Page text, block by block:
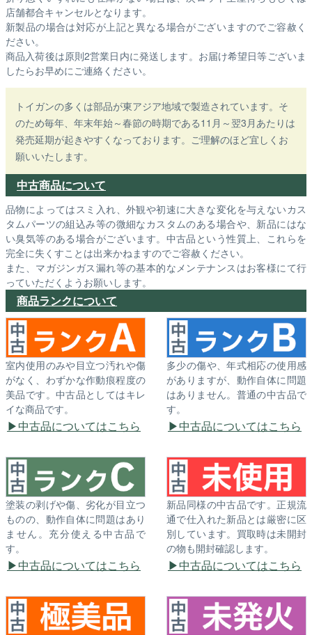
店舗都合キャンセルとなります。
新製品の場合は対応が上記と異なる場合がございますのでご容赦く
ださい。
商品入荷後は原則2営業日内に発送します。お届け希望日等ございま
したらお早めにご連絡ください。
トイガンの多くは部品が東アジア地域で製造されています。そ
のため毎年、年末年始～春節の時期である11月～翌3月あたりは
発売延期が起きやすくなっております。ご理解のほど宜しくお
願いいたします。
中古商品について
品物によってはスミ入れ、外観や初速に大きな変化を与えないカス
タムパーツの組込み等の微細なカスタムのある場合や、新品にはな
い臭気等のある場合がございます。中古品という性質上、これらを
完全に失くすことは出来かねますのでご容赦ください。
また、マガジンガス漏れ等の基本的なメンテナンスはお客様にて行
っていただくようお願いします。
商品ランクについて
室内使用のみや目立つ汚れや傷
がなく、わずかな作動痕程度の
美品です。中古品としてはキレ
イな商品です。
中古品についてはこちら
多少の傷や、年式相応の使用感
がありますが、動作自体に問題
はありません。普通の中古品で
す。
中古品についてはこちら
塗装の剥げや傷、劣化が目立つ
ものの、動作自体に問題はあり
ません。充分使える中古品で
す。
中古品についてはこちら
新品同様の中古品です。正規流
通で仕入れた新品とは厳密に区
別しています。買取時は未開封
の物も開封確認します。
中古品についてはこちら